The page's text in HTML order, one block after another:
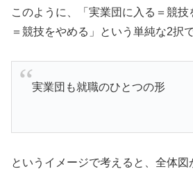
このように、「実業団に入る＝競技
＝競技をやめる」という単純な2択
実業団も就職のひとつの形
というイメージで考えると、全体図